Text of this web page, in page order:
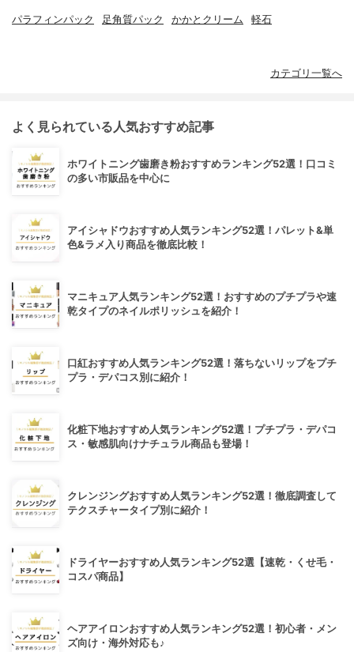
パラフィンパック 足角質パック かかとクリーム 軽石
カテゴリ一覧へ
よく見られている人気おすすめ記事
ホワイトニング歯磨き粉おすすめランキング52選！口コミ
の多い市販品を中心に
アイシャドウおすすめ人気ランキング52選！パレット&単
色&ラメ入り商品を徹底比較！
マニキュア人気ランキング52選！おすすめのプチプラや速
乾タイプのネイルポリッシュを紹介！
口紅おすすめ人気ランキング52選！落ちないリップをプチ
プラ・デパコス別に紹介！
化粧下地おすすめ人気ランキング52選！プチプラ・デパコ
ス・敏感肌向けナチュラル商品も登場！
クレンジングおすすめ人気ランキング52選！徹底調査して
テクスチャータイプ別に紹介！
ドライヤーおすすめ人気ランキング52選【速乾・くせ毛・
コスパ商品】
ヘアアイロンおすすめ人気ランキング52選！初心者・メン
ズ向け・海外対応も♪